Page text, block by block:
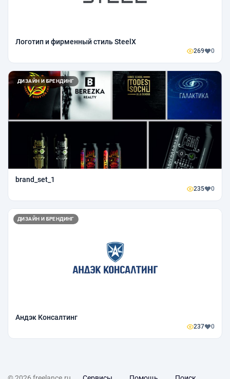
Логотип и фирменный стиль SteelX
269 0
ДИЗАЙН И БРЕНДИНГ
brand_set_1
235 0
ДИЗАЙН И БРЕНДИНГ
Андэк Консалтинг
237 0